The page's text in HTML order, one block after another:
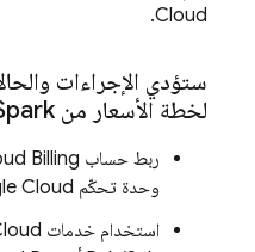
Cloud
.
ستؤدي الإجراءات
لخطة الأسعار من Spark إلى Blaze:
ربط حساب Billing
وحدة تحكّم Cloud
استخدام خدمات